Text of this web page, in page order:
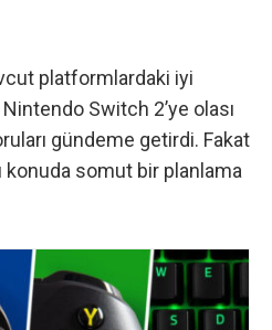
platformlardaki iyi
Switch 2’ye olası
gündeme getirdi. Fakat
konuda somut bir planlama